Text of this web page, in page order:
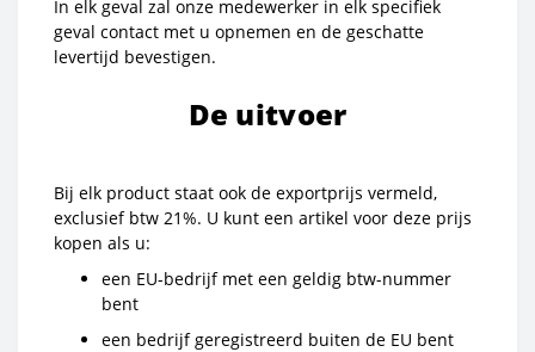
In elk geval zal onze medewerker in elk specifiek
geval contact met u opnemen en de geschatte
levertijd bevestigen.
De uitvoer
Bij elk product staat ook de exportprijs vermeld,
exclusief btw 21%. U kunt een artikel voor deze prijs
kopen als u:
een EU-bedrijf met een geldig btw-nummer
bent
een bedrijf geregistreerd buiten de EU bent